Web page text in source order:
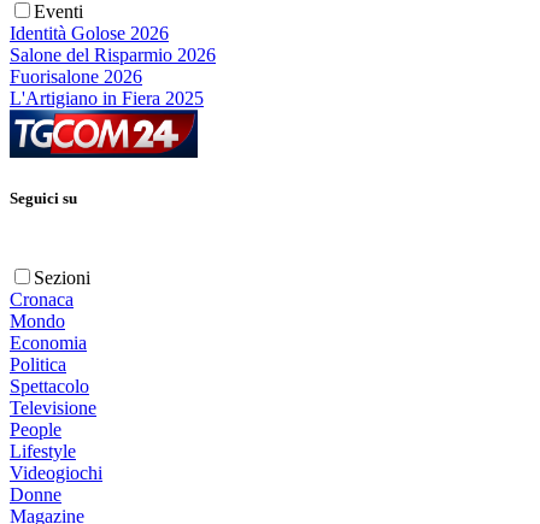
Eventi
Identità Golose 2026
Salone del Risparmio 2026
Fuorisalone 2026
L'Artigiano in Fiera 2025
Seguici su
Sezioni
Cronaca
Mondo
Economia
Politica
Spettacolo
Televisione
People
Lifestyle
Videogiochi
Donne
Magazine